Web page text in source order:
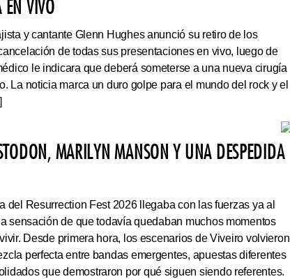
EN VIVO
y cantante Glenn Hughes anunció su retiro de los
de todas sus presentaciones en vivo, luego de
le indicara que deberá someterse a una nueva cirugía
La noticia marca un duro golpe para el mundo del rock y el
MARILYN MANSON Y UNA DESPEDIDA
del Resurrection Fest 2026 llegaba con las fuerzas ya al
sensación de que todavía quedaban muchos momentos
Desde primera hora, los escenarios de Viveiro volvieron
perfecta entre bandas emergentes, apuestas diferentes
que demostraron por qué siguen siendo referentes.